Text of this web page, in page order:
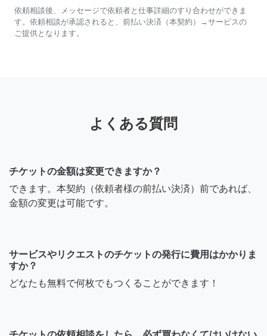
依頼相談後、メッセージで依頼者と仕事詳細のすり合わせができま
す。依頼相談が承認されると、前払い決済（本契約）→サービスの
ご提供となります。
よくある質問
チケットの金額は変更できますか？
できます。本契約（依頼者様の前払い決済）前であれば、
金額の変更は可能です。
サービスやリクエストのチケットの発行に費用はかかりま
すか？
どなたも無料で何枚でもつくることができます！